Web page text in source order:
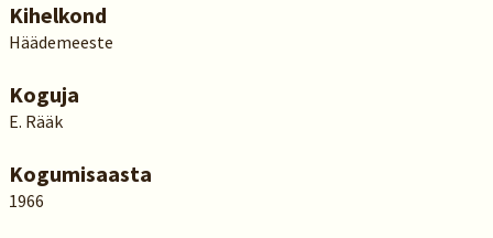
Kihelkond
Häädemeeste
Koguja
E. Rääk
Kogumisaasta
1966